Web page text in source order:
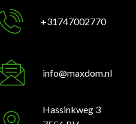
+31747002770
info@maxdom.nl
Hassinkweg 3